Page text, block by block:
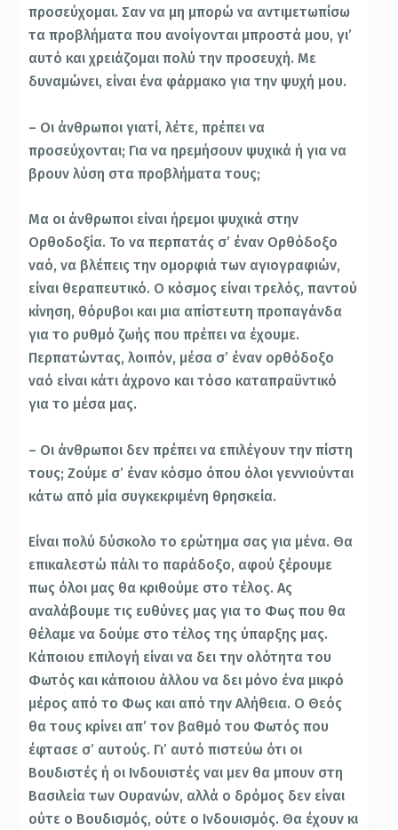
προσεύχομαι. Σαν να μη μπορώ να αντιμετωπίσω
τα προβλήματα που ανοίγονται μπροστά μου, γι’
αυτό και χρειάζομαι πολύ την προσευχή. Με
δυναμώνει, είναι ένα φάρμακο για την ψυχή μου.
– Οι άνθρωποι γιατί, λέτε, πρέπει να
προσεύχονται; Για να ηρεμήσουν ψυχικά ή για να
βρουν λύση στα προβλήματα τους;
Μα οι άνθρωποι είναι ήρεμοι ψυχικά στην
Ορθοδοξία. Το να περπατάς σ’ έναν Ορθόδοξο
ναό, να βλέπεις την ομορφιά των αγιογραφιών,
είναι θεραπευτικό. Ο κόσμος είναι τρελός, παντού
κίνηση, θόρυβοι και μια απίστευτη προπαγάνδα
για το ρυθμό ζωής που πρέπει να έχουμε.
Περπατώντας, λοιπόν, μέσα σ’ έναν ορθόδοξο
ναό είναι κάτι άχρονο και τόσο καταπραϋντικό
για το μέσα μας.
– Οι άνθρωποι δεν πρέπει να επιλέγουν την πίστη
τους; Ζούμε σ’ έναν κόσμο όπου όλοι γεννιούνται
κάτω από μία συγκεκριμένη θρησκεία.
Είναι πολύ δύσκολο το ερώτημα σας για μένα. Θα
επικαλεστώ πάλι το παράδοξο, αφού ξέρουμε
πως όλοι μας θα κριθούμε στο τέλος. Ας
αναλάβουμε τις ευθύνες μας για το Φως που θα
θέλαμε να δούμε στο τέλος της ύπαρξης μας.
Κάποιου επιλογή είναι να δει την ολότητα του
Φωτός και κάποιου άλλου να δει μόνο ένα μικρό
μέρος από το Φως και από την Αλήθεια. Ο Θεός
θα τους κρίνει απ’ τον βαθμό του Φωτός που
έφτασε σ’ αυτούς. Γι’ αυτό πιστεύω ότι οι
Βουδιστές ή οι Ινδουιστές ναι μεν θα μπουν στη
Βασιλεία των Ουρανών, αλλά ο δρόμος δεν είναι
ούτε ο Βουδισμός, ούτε ο Ινδουισμός. Θα έχουν κι